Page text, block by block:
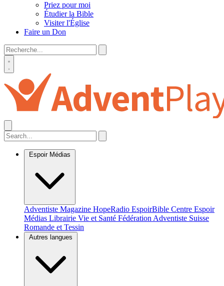
Priez pour moi
Étudier la Bible
Visiter l'Église
Faire un Don
Espoir Médias
Adventiste Magazine HopeRadio EspoirBible Centre Espoir
Médias Librairie Vie et Santé Fédération Adventiste Suisse
Romande et Tessin
Autres langues